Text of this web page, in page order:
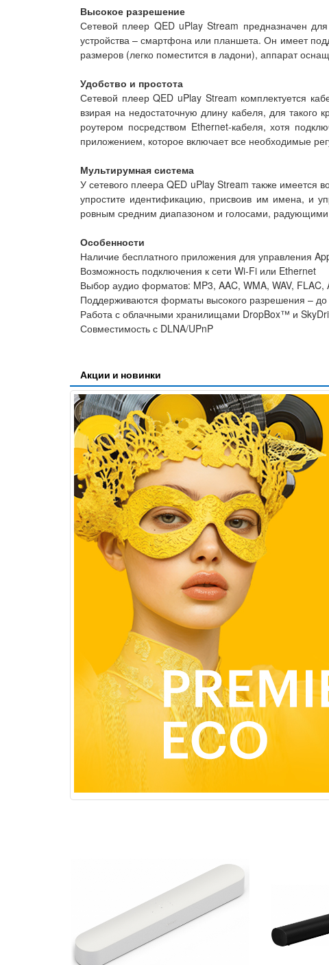
Высокое разрешение
Сетевой плеер QED uPlay Stream предназначен
устройства – смартфона или планшета. Он имеет
размеров (легко поместится в ладони), аппарат
Удобство и простота
Сетевой плеер QED uPlay Stream комплектуется
взирая на недостаточную длину кабеля, для такого
роутером посредством Ethernet-кабеля, хотя
приложением, которое включает все необходимые
Мультирумная система
У сетевого плеера QED uPlay Stream также имеется
упростите идентификацию, присвоив им имена, и
ровным средним диапазоном и голосами, радующими
Особенности
Наличие бесплатного приложения для управления
Возможность подключения к сети Wi-Fi или Ethernet
Выбор аудио форматов: MP3, AAC, WMA, WAV, FLAC,
Поддерживаются форматы высокого разрешения – до
Работа с облачными хранилищами DropBox™ и
Совместимость с DLNA/UPnP
Акции и новинки